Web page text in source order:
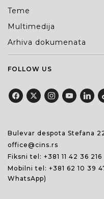
Teme
Multimedija
Arhiva dokumenata
FOLLOW US
Bulevar despota Stefana
office@cins.rs
Fiksni tel: +381 11 42 36 216
Mobilni tel: +381 62 10 39
WhatsApp)